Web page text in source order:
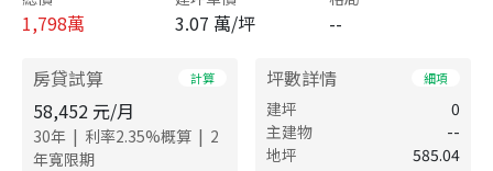
1,798萬 3.07 萬/坪 --
房貸試算 計算
58,452 元/月
30年 | 利率2.35%概算 | 2
年寬限期
坪數詳情 細項
建坪
0
主建物
--
地坪
585.04